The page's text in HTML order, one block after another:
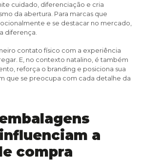
cuidado, diferenciação e cria
da abertura. Para marcas que
e se destacar no mercado,
diferença.
contato físico com a experiência
E, no contexto natalino, é também
reforça o branding e posiciona sua
que se preocupa com cada detalhe da
a
compra